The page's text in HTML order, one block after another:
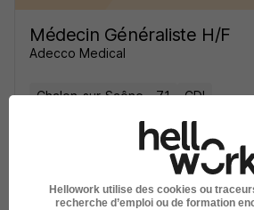
Médecin Généraliste H/F
Adecco Medical
Chalon-sur-Saône - 71 CDI
Hellowork utilise des cookies ou
recherche d’emploi ou de formation